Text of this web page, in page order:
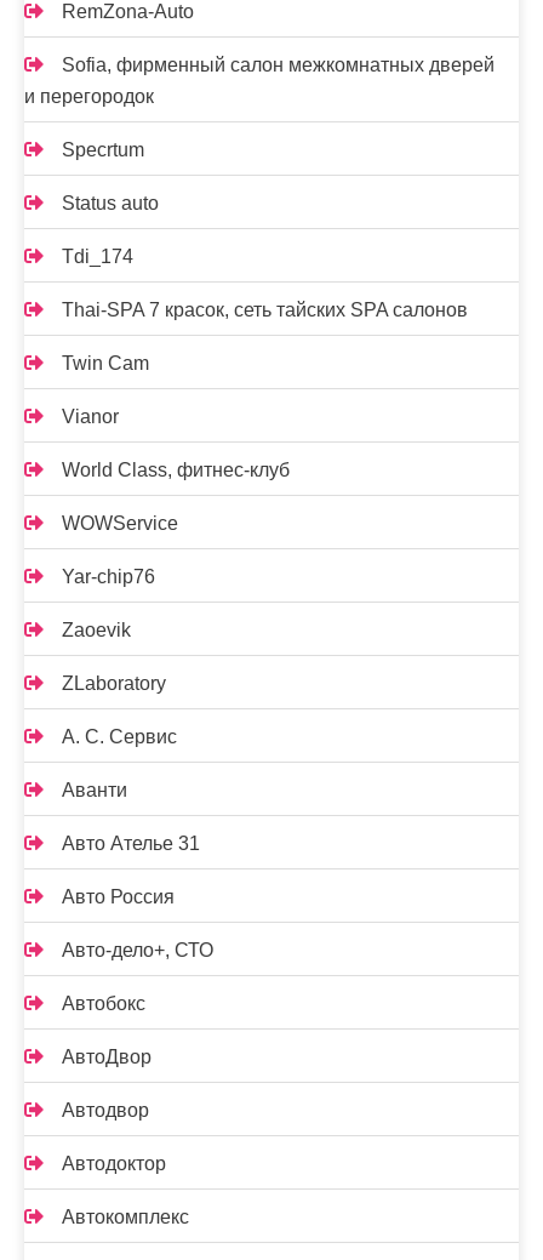
RemZona-Auto
Sofia, фирменный салон межкомнатных дверей
и перегородок
Specrtum
Status auto
Tdi_174
Thai-SPA 7 красок, сеть тайских SPA салонов
Twin Cam
Vianor
World Class, фитнес-клуб
WOWService
Yar-chip76
Zaoevik
ZLaboratory
А. С. Сервис
Аванти
Авто Ателье 31
Авто Россия
Авто-дело+, СТО
Автобокс
АвтоДвор
Автодвор
Автодоктор
Автокомплекс